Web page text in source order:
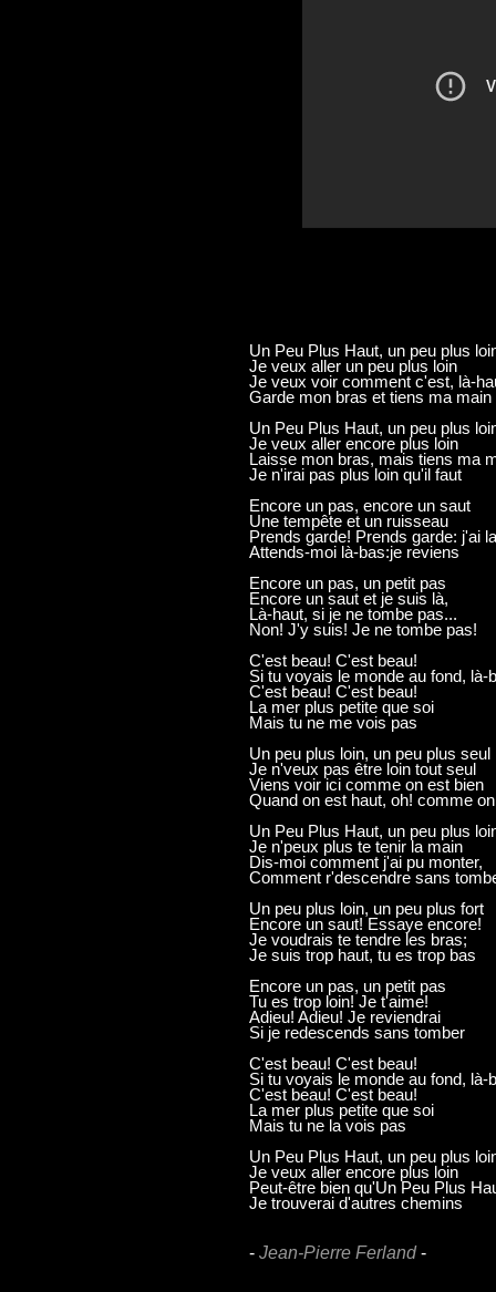
Un Peu Plus Haut, un peu plus
Je veux aller un peu plus loin
Je veux voir comment c'est, là-
Garde mon bras et tiens ma main
Un Peu Plus Haut, un peu plus
Je veux aller encore plus loin
Laisse mon bras, mais tiens ma
Je n'irai pas plus loin qu'il faut
Encore un pas, encore un saut
Une tempête et un ruisseau
Prends garde! Prends garde: j'ai
Attends-moi là-bas:je reviens
Encore un pas, un petit pas
Encore un saut et je suis là,
Là-haut, si je ne tombe pas...
Non! J'y suis! Je ne tombe pas!
C'est beau! C'est beau!
Si tu voyais le monde au fond, là-
C'est beau! C'est beau!
La mer plus petite que soi
Mais tu ne me vois pas
Un peu plus loin, un peu plus seul
Je n'veux pas être loin tout seul
Viens voir ici comme on est bien
Quand on est haut, oh! comme
Un Peu Plus Haut, un peu plus
Je n'peux plus te tenir la main
Dis-moi comment j'ai pu monter,
Comment r'descendre sans
Un peu plus loin, un peu plus fort
Encore un saut! Essaye encore!
Je voudrais te tendre les bras;
Je suis trop haut, tu es trop bas
Encore un pas, un petit pas
Tu es trop loin! Je t'aime!
Adieu! Adieu! Je reviendrai
Si je redescends sans tomber
C'est beau! C'est beau!
Si tu voyais le monde au fond, là-
C'est beau! C'est beau!
La mer plus petite que soi
Mais tu ne la vois pas
Un Peu Plus Haut, un peu plus
Je veux aller encore plus loin
Peut-être bien qu'Un Peu Plus
Je trouverai d'autres chemins
- Jean-Pierre Ferland -